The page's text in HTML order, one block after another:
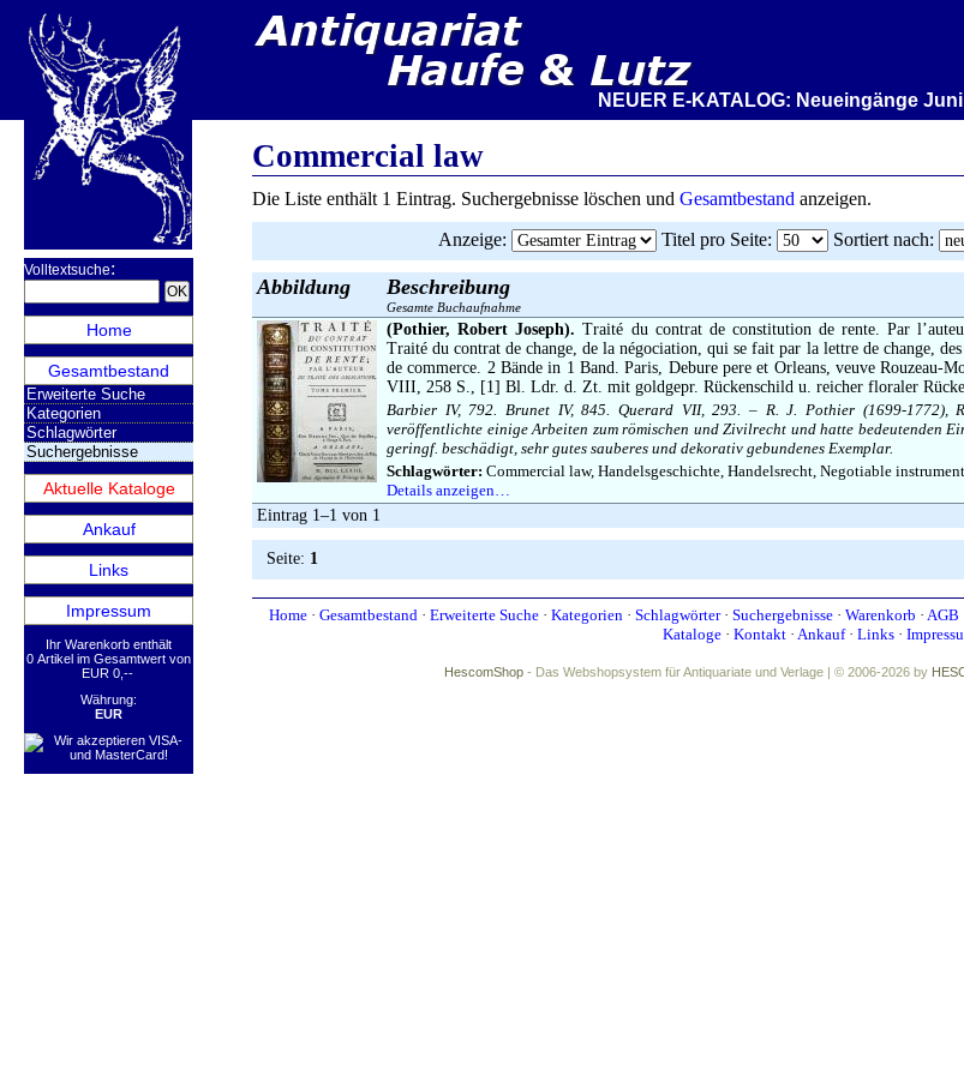
NEUER E-KATALOG: Neueingänge
Volltextsuche:
Home
Gesamtbestand
Erweiterte Suche
Kategorien
Schlagwörter
Suchergebnisse
Aktuelle Kataloge
Ankauf
Links
Impressum
Ihr Warenkorb enthält
0 Artikel im Gesamtwert von
EUR 0,--
Währung:
EUR
Commercial law
Die Liste enthält 1 Eintrag. Suchergebnisse löschen und Gesamtbestand anzeigen.
Anzeige: Titel pro Seite: Sortiert nach:
Abbildung Beschreibung
Gesamte Buchaufnahme
(Pothier, Robert Joseph). Traité du contrat de constitution de rente. Par
Traité du contrat de change, de la négociation, qui se fait par la lettre de change,
de commerce. 2 Bände in 1 Band. Paris, Debure pere et Orleans, veuve
VIII, 258 S., [1] Bl. Ldr. d. Zt. mit goldgepr. Rückenschild u. reicher floraler
Barbier IV, 792. Brunet IV, 845. Querard VII, 293. – R. J. Pothier (1699-1772),
veröffentlichte einige Arbeiten zum römischen und Zivilrecht und hatte bedeutenden
geringf. beschädigt, sehr gutes sauberes und dekorativ gebundenes Exemplar.
Schlagwörter: Commercial law, Handelsgeschichte, Handelsrecht, Negotiable
Details anzeigen…
Eintrag 1–1 von 1
Seite: 1
Home · Gesamtbestand · Erweiterte Suche · Kategorien · Schlagwörter· Suchergebnisse · Warenkorb · AGB
Kataloge· Kontakt· Ankauf· Links·
HescomShop - Das Webshopsystem für Antiquariate und Verlage | © 2006-2026 by